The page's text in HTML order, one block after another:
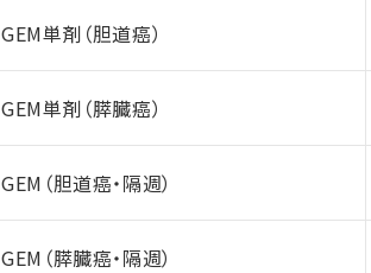
GEM単剤（胆道癌）
GEM単剤（膵臓癌）
GEM（胆道癌・隔週）
GEM（膵臓癌・隔週）